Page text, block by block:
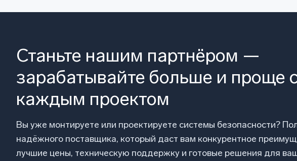
Станьте нашим партнёром —
зарабатывайте больше и проще
каждым проектом
Вы уже монтируете или проектируете системы безопасности?
надёжного поставщика, который даст вам конкурентное
лучшие цены, техническую поддержку и готовые решения для